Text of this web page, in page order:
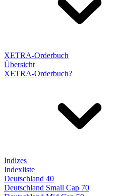
XETRA-Orderbuch
Übersicht
XETRA-Orderbuch?
Indizes
Indexliste
Deutschland 40
Deutschland Small Cap 70